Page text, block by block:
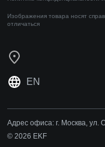
Изображения товара носят
отличаться
EN
Адрес офиса: г. Москва, ул.
© 2026 EKF